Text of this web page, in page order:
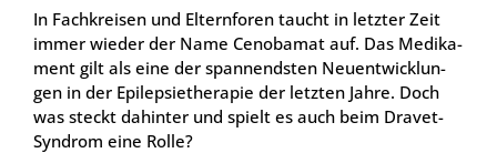
In Fach­krei­sen und Eltern­fo­ren taucht in letz­ter Zeit
immer wie­der der Name Cen­oba­mat auf. Das Medi­ka­
ment gilt als eine der span­nends­ten Neu­ent­wick­lun­
gen in der Epi­lep­sie­t­he­ra­pie der letz­ten Jah­re. Doch
was steckt dahin­ter und spielt es auch beim Dra­vet-
Syn­drom eine Rol­le?